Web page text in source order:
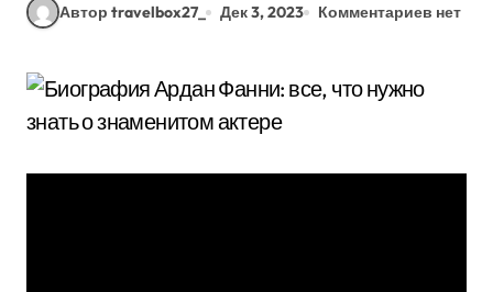
Автор travelbox27_ Дек 3, 2023 Комментариев нет